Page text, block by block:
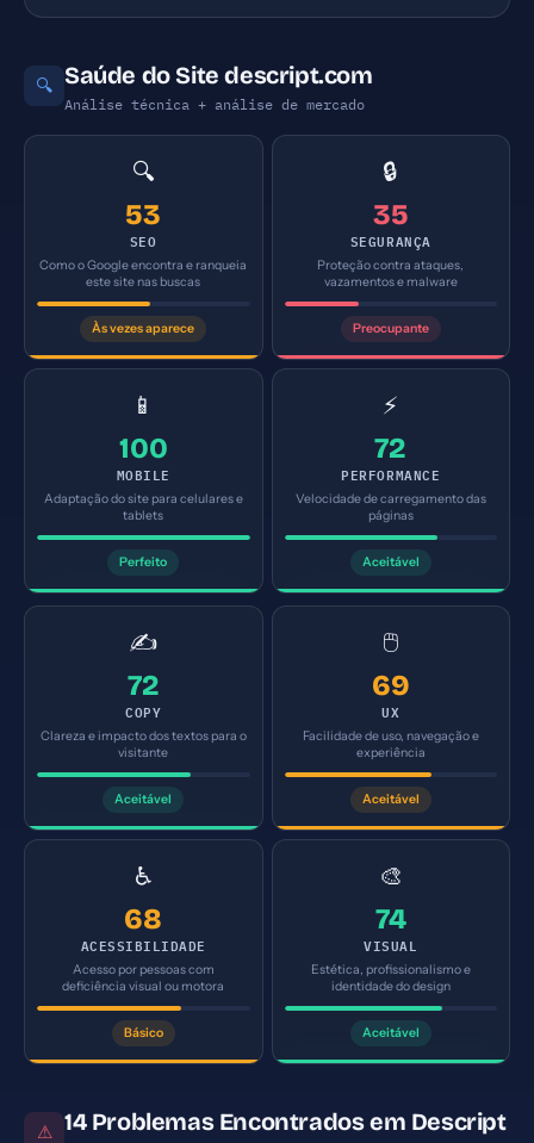
🔍 Saúde do Site descript.com
Análise técnica + análise de mercado
🔍
53
SEO
Como o Google encontra e ranqueia
este site nas buscas
Às vezes aparece
🔒
35
SEGURANÇA
Proteção contra ataques,
vazamentos e malware
Preocupante
📱
100
MOBILE
Adaptação do site para celulares e
tablets
Perfeito
⚡
72
PERFORMANCE
Velocidade de carregamento das
páginas
Aceitável
✍️
72
COPY
Clareza e impacto dos textos para o
visitante
Aceitável
🖱️
69
UX
Facilidade de uso, navegação e
experiência
Aceitável
♿
68
ACESSIBILIDADE
Acesso por pessoas com
deficiência visual ou motora
Básico
🎨
74
VISUAL
Estética, profissionalismo e
identidade do design
Aceitável
⚠ 14 Problemas Encontrados em Descript